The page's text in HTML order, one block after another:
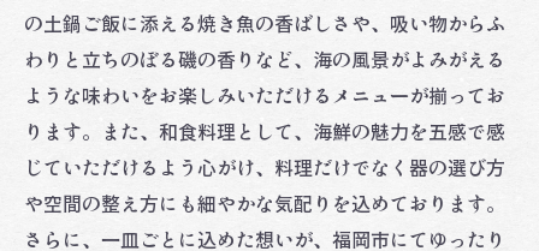
の土鍋ご飯に添える焼き魚の香ばしさや、吸い物からふ
わりと立ちのぼる磯の香りなど、海の風景がよみがえる
ような味わいをお楽しみいただけるメニューが揃ってお
ります。また、和食料理として、海鮮の魅力を五感で感
じていただけるよう心がけ、料理だけでなく器の選び方
や空間の整え方にも細やかな気配りを込めております。
さらに、一皿ごとに込めた想いが、福岡市にてゆったり